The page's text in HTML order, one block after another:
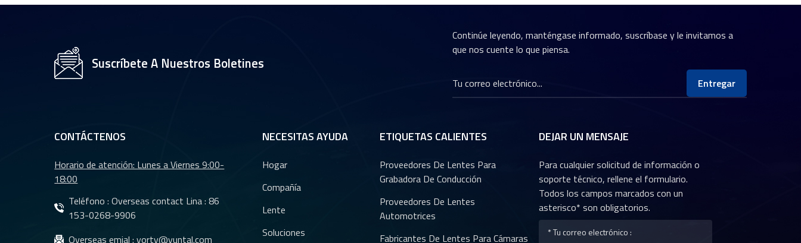
1/2,7" YT-4983P-A2
resolución 4K YT-
con visión nocturna
YT-7610-C1
Lentes DMS Lentes
de cámara de
monitoreo de
Lentes CMS
Suscríbete A Nuestros Boletines
Continúe leyendo, manténgase informado, suscríbase y le invitamos a
que nos cuente lo que piensa.
Entregar
CONTÁCTENOS
Horario de atención: Lunes a Viernes 9:00-
18:00
Teléfono : Overseas contact Lina :86
153-0268-9906
Overseas emial :yorty@yuntal.com
NECESITAS AYUDA
Hogar
Compañía
Lente
Soluciones
ETIQUETAS CALIENTES
Proveedores De Lentes Para
Grabadora De Conducción
Proveedores De Lentes
Automotrices
Fabricantes De Lentes Para Cámaras
DEJAR UN MENSAJE
Para cualquier solicitud de información o
soporte técnico, rellene el formulario.
Todos los campos marcados con un
asterisco* son obligatorios.